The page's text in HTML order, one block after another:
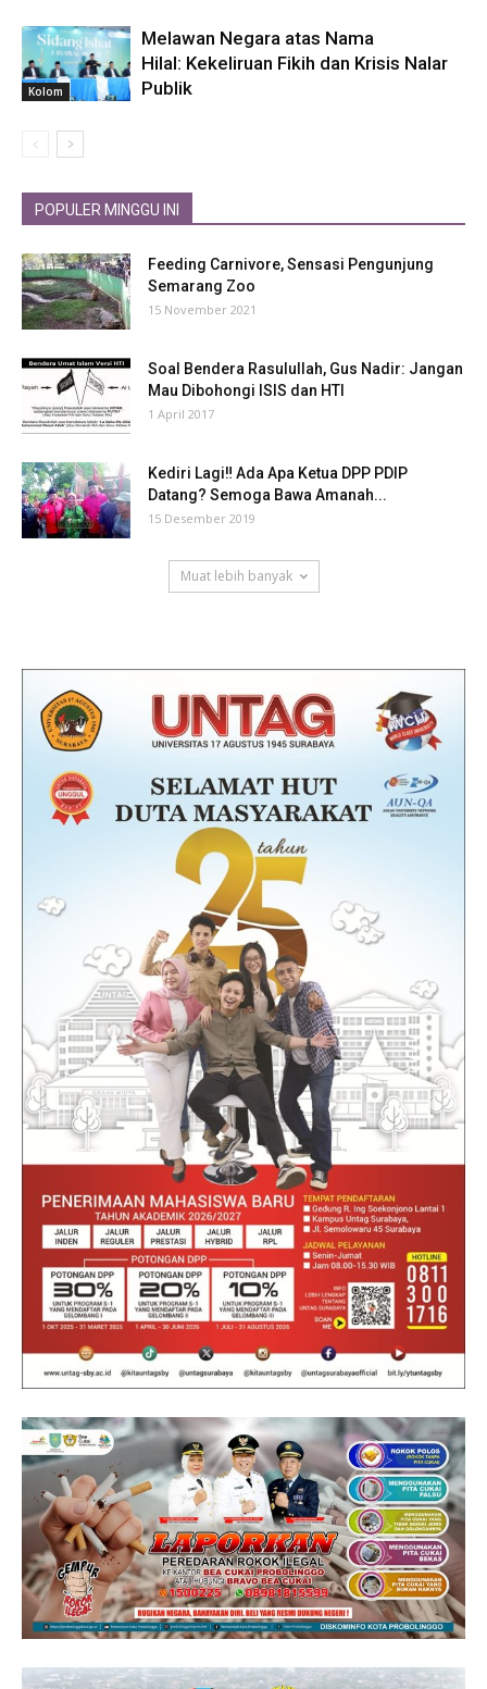
Kolom
Melawan Negara atas Nama
Hilal: Kekeliruan Fikih dan Krisis Nalar
Publik
POPULER MINGGU INI
Feeding Carnivore, Sensasi Pengunjung
Semarang Zoo
15 November 2021
Soal Bendera Rasulullah, Gus Nadir: Jangan
Mau Dibohongi ISIS dan HTI
1 April 2017
Kediri Lagi‼ Ada Apa Ketua DPP PDIP
Datang? Semoga Bawa Amanah...
15 Desember 2019
Muat lebih banyak